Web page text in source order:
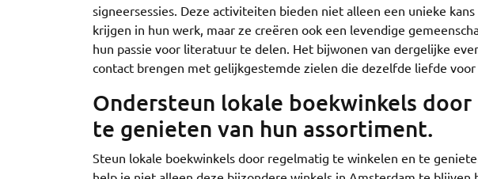
signeersessies. Deze activiteiten bieden niet alleen een unieke
krijgen in hun werk, maar ze creëren ook een levendige
hun passie voor literatuur te delen. Het bijwonen van dergelijke
contact brengen met gelijkgestemde zielen die dezelfde liefde voor
Ondersteun lokale boekwinkels
te genieten van hun assortiment.
Steun lokale boekwinkels door regelmatig te winkelen en te